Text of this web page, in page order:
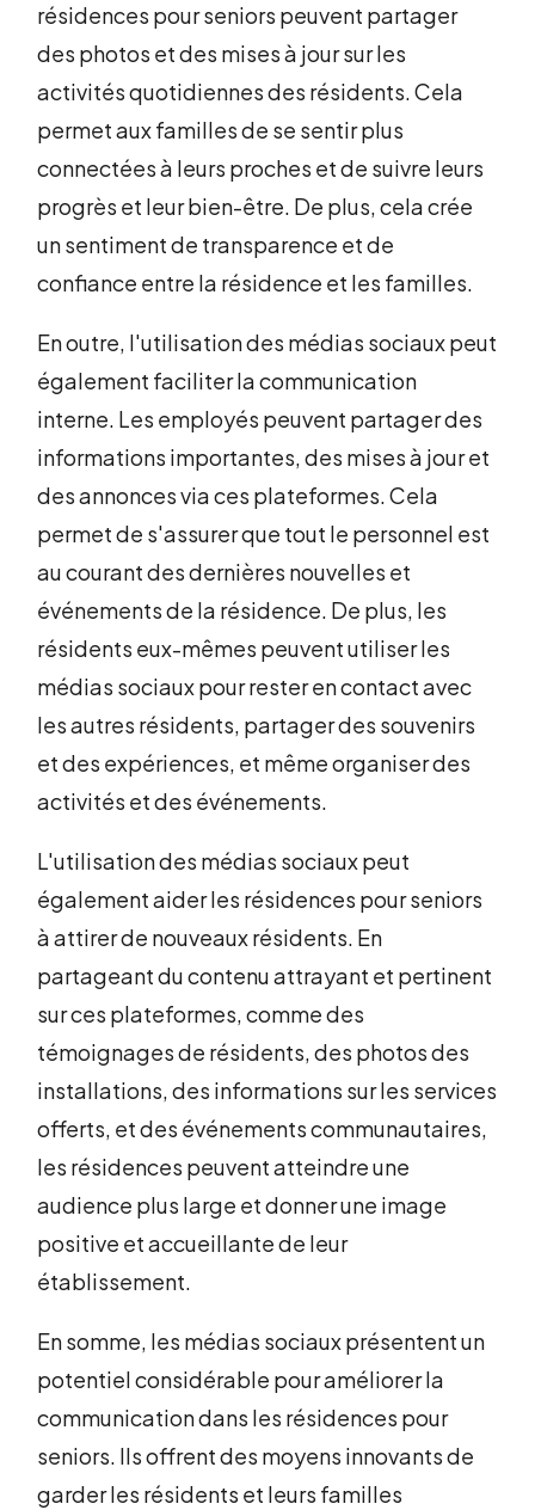
résidences pour seniors peuvent partager
des photos et des mises à jour sur les
activités quotidiennes des résidents. Cela
permet aux familles de se sentir plus
connectées à leurs proches et de suivre leurs
progrès et leur bien-être. De plus, cela crée
un sentiment de transparence et de
confiance entre la résidence et les familles.
En outre, l'utilisation des médias sociaux peut
également faciliter la communication
interne. Les employés peuvent partager des
informations importantes, des mises à jour et
des annonces via ces plateformes. Cela
permet de s'assurer que tout le personnel est
au courant des dernières nouvelles et
événements de la résidence. De plus, les
résidents eux-mêmes peuvent utiliser les
médias sociaux pour rester en contact avec
les autres résidents, partager des souvenirs
et des expériences, et même organiser des
activités et des événements.
L'utilisation des médias sociaux peut
également aider les résidences pour seniors
à attirer de nouveaux résidents. En
partageant du contenu attrayant et pertinent
sur ces plateformes, comme des
témoignages de résidents, des photos des
installations, des informations sur les services
offerts, et des événements communautaires,
les résidences peuvent atteindre une
audience plus large et donner une image
positive et accueillante de leur
établissement.
En somme, les médias sociaux présentent un
potentiel considérable pour améliorer la
communication dans les résidences pour
seniors. Ils offrent des moyens innovants de
garder les résidents et leurs familles